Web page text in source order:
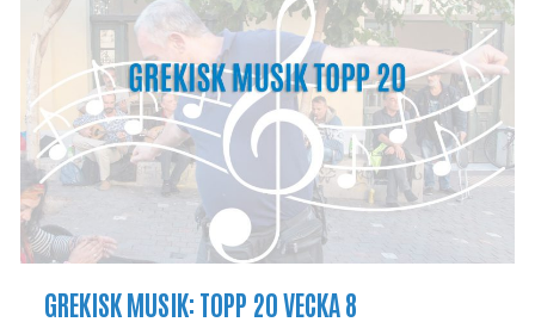
GREKISK MUSIK: TOPP 20 VECKA 8